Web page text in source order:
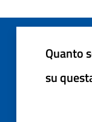
Quanto
su